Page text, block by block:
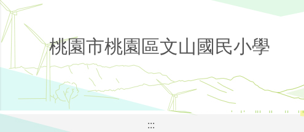
桃園市桃園區文山國民小學
:::